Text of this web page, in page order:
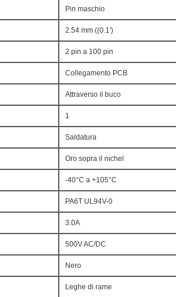
Pin maschio
2.54 mm ((0.1')
2 pin a 100 pin
Collegamento PCB
Attraverso il buco
1
Saldatura
Oro sopra il nichel
-40°C a +105°C
PA6T UL94V-0
3.0A
500V AC/DC
Nero
Leghe di rame